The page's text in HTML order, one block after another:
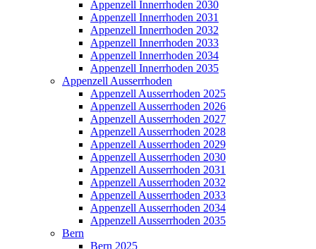
Appenzell Innerrhoden 2030
Appenzell Innerrhoden 2031
Appenzell Innerrhoden 2032
Appenzell Innerrhoden 2033
Appenzell Innerrhoden 2034
Appenzell Innerrhoden 2035
Appenzell Ausserrhoden
Appenzell Ausserrhoden 2025
Appenzell Ausserrhoden 2026
Appenzell Ausserrhoden 2027
Appenzell Ausserrhoden 2028
Appenzell Ausserrhoden 2029
Appenzell Ausserrhoden 2030
Appenzell Ausserrhoden 2031
Appenzell Ausserrhoden 2032
Appenzell Ausserrhoden 2033
Appenzell Ausserrhoden 2034
Appenzell Ausserrhoden 2035
Bern
Bern 2025